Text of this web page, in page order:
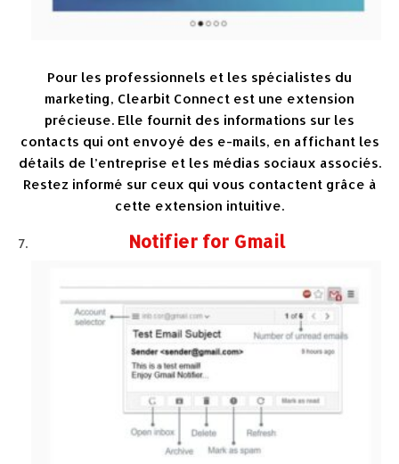
Pour les professionnels et les spécialistes du
marketing, Clearbit Connect est une extension
précieuse. Elle fournit des informations sur les
contacts qui ont envoyé des e-mails, en affichant les
détails de l’entreprise et les médias sociaux associés.
Restez informé sur ceux qui vous contactent grâce à
cette extension intuitive.
Notifier for Gmail